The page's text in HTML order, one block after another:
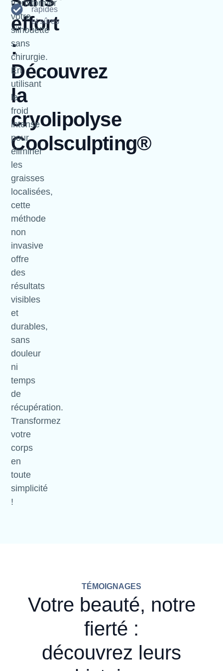
effort
:
Découvrez
la
cryolipolyse
Coolsculpting®
transformer
votre
silhouette
sans
chirurgie.
En
utilisant
le
froid
intense
pour
éliminer
les
graisses
localisées,
cette
méthode
non
invasive
offre
des
résultats
visibles
et
durables,
sans
douleur
ni
temps
de
récupération.
Transformez
votre
corps
en
toute
simplicité
!
rapides
et sûres
TÉMOIGNAGES
Votre beauté, notre
fierté :
découvrez leurs